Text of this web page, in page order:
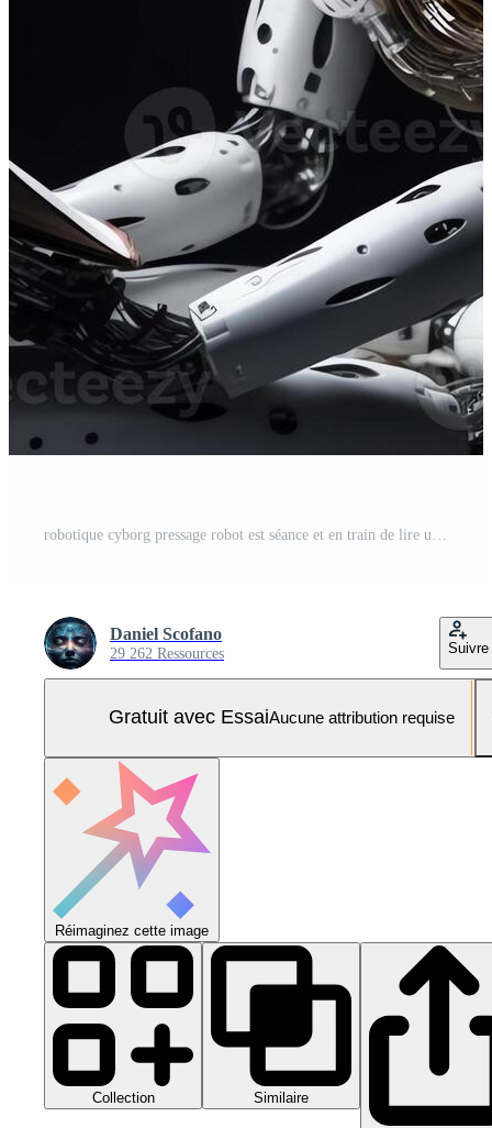
Daniel Scofano
29 262 Ressources Suivre
Gratuit avec EssaiAucune attribution requise
Réimaginez cette image
Collection Similaire